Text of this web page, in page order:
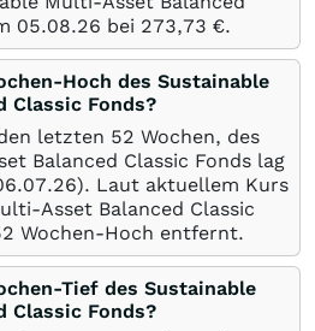
05.08.26 bei 273,73 €.
Hoch des Sustainable
Classic Fonds?
letzten 52 Wochen, des
Balanced Classic Fonds lag
). Laut aktuellem Kurs
Asset Balanced Classic
Wochen-Hoch entfernt.
Tief des Sustainable
Classic Fonds?